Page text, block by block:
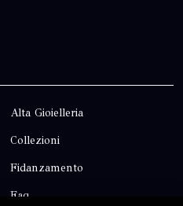
Alta Gioielleria
Collezioni
Fidanzamento
Faq